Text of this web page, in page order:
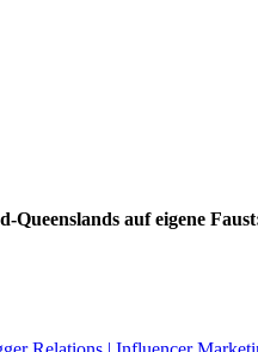
Queenslands auf eigene